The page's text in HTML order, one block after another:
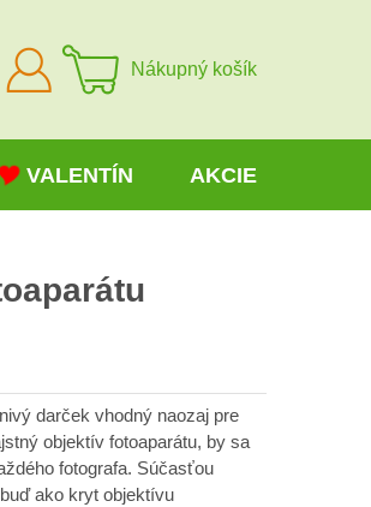
Prihlásiť
sa
Nákupný košík
VALENTÍN AKCIE
darček vhodný naozaj pre
objektív fotoaparátu, by sa
fotografa. Súčasťou
ako kryt objektívu